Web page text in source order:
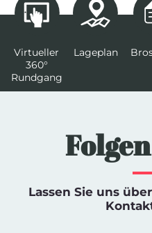
Virtueller
360°
Rundgang
Lageplan
Lassen Sie uns